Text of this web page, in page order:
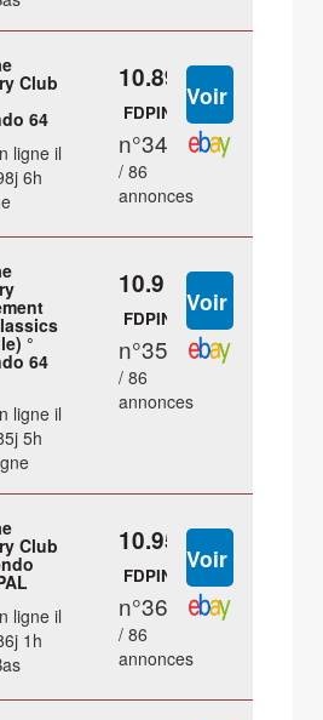
Club
64
ligne il
6h
10.89 €
FDPIN
n°34
/ 86
annonces
°
64
ligne il
5h
10.9 €
FDPIN
n°35
/ 86
annonces
Club
ligne il
1h
10.95 €
FDPIN
n°36
/ 86
annonces